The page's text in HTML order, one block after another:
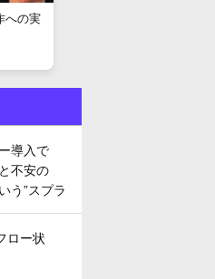
への実
導入で
不安の
う”スプラ
しまうのか
ロー状